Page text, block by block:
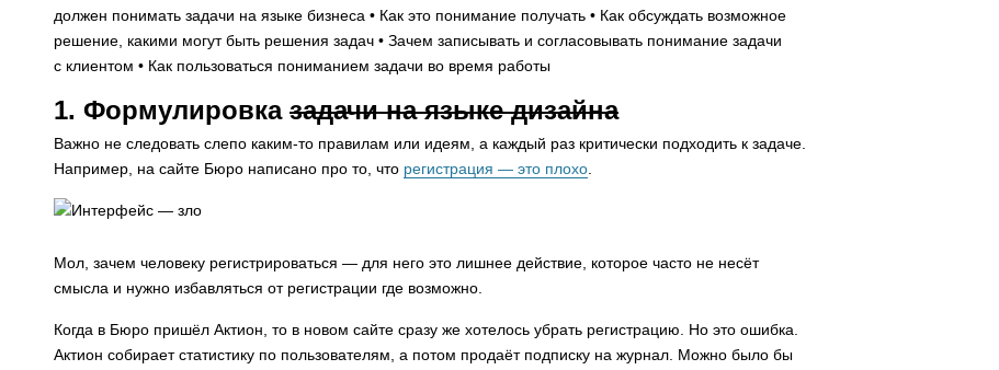
должен понимать задачи на языке бизнеса • Как это понимание получать • Как обсуждать возможное
решение, какими могут быть решения задач • Зачем записывать и согласовывать понимание задачи
с клиентом • Как пользоваться пониманием задачи во время работы
1. Формулировка задачи на языке дизайна
Важно не следовать слепо каким-то правилам или идеям, а каждый раз критически подходить к задаче.
Например, на сайте Бюро написано про то, что регистрация — это плохо
Мол, зачем человеку регистрироваться — для него это лишнее действие, которое часто не несёт
смысла и нужно избавляться от регистрации где возможно.
Когда в Бюро пришёл Актион, то в новом сайте сразу же хотелось убрать регистрацию. Но это ошибка.
Актион собирает статистику по пользователям, а потом продаёт подписку на журнал. Можно было бы